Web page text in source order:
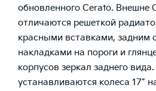
обновленного Cerato. Внешне
отличаются решеткой
красными вставками, задним
накладками на пороги и
корпусов зеркал заднего
устанавливаются колеса 17”